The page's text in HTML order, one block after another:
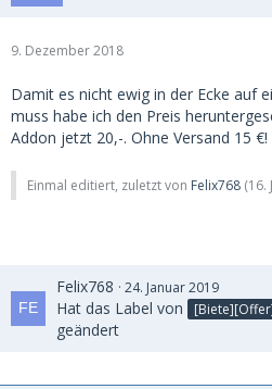
9. Dezember 2018
Damit es nicht ewig in der Ecke auf
muss habe ich den Preis
Addon jetzt 20,-. Ohne Versand 15 €!
Einmal editiert, zuletzt von Felix768 (16.
Felix768 24. Januar 2019
Hat das Label von
geändert